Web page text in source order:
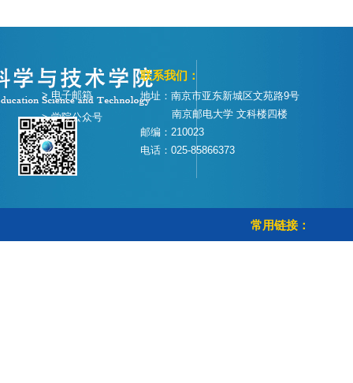
联系我们：
地址：南京市亚东新城区文苑路9号
南京邮电大学 文科楼四楼
邮编：210023
电话：025-85866373
> 电子邮箱
> 学院公众号
常用链接：